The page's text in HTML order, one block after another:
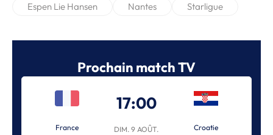
Espen Lie Hansen Nantes Starligue
Prochain match TV
France
17:00
DIM. 9 AOÛT. Croatie